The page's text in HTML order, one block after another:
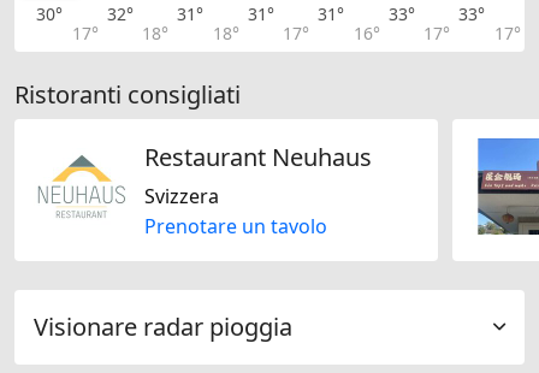
30°
17°
32°
18°
31°
18°
31°
17°
31°
16°
33°
17°
33°
17°
Ristoranti consigliati
Restaurant Neuhaus
Svizzera
Prenotare un tavolo
Visionare radar pioggia